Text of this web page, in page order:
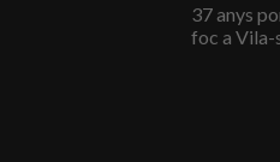
37 anys
foc a Vila-